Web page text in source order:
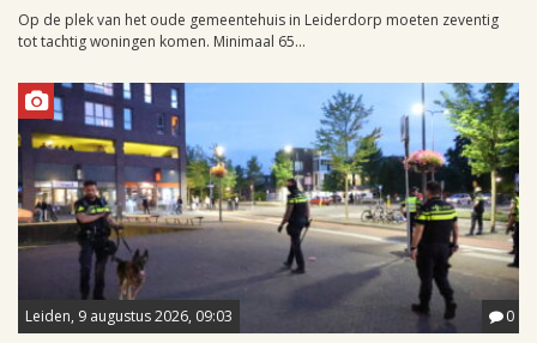
Op de plek van het oude gemeentehuis in Leiderdorp moeten zeventig
tot tachtig woningen komen. Minimaal 65...
Leiden, 9 augustus 2026, 09:03 0